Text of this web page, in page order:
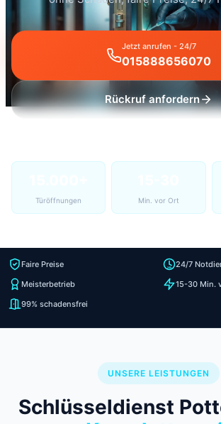
Jetzt anrufen - 24/7
015888656070
Rückruf anfordern
Türöffnungen Min. vor Ort
Faire Preise
24/7
Meisterbetrieb
15-30 Min.
99% schadensfrei
UNSERE LEISTUNGEN
Schlüsseldienst